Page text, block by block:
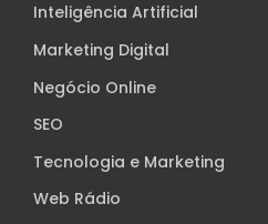
Inteligência Artificial
Marketing Digital
Negócio Online
SEO
Tecnologia e Marketing
Web Rádio